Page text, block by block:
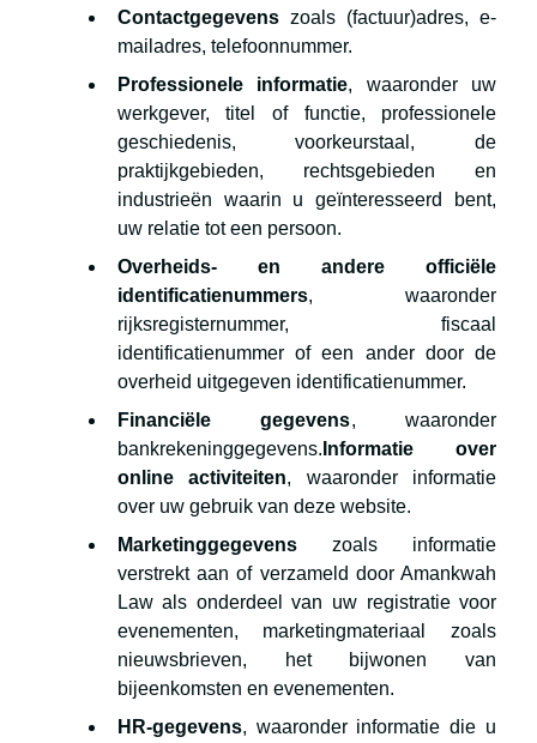
Contactgegevens zoals (factuur)adres, e-
mailadres, telefoonnummer.
Professionele informatie, waaronder uw
werkgever, titel of functie, professionele
geschiedenis, voorkeurstaal, de
praktijkgebieden, rechtsgebieden en
industrieën waarin u geïnteresseerd bent,
uw relatie tot een persoon.
Overheids- en andere officiële
identificatienummers, waaronder
rijksregisternummer, fiscaal
identificatienummer of een ander door de
overheid uitgegeven identificatienummer.
Financiële gegevens, waaronder
bankrekeninggegevens. Informatie over
online activiteiten, waaronder informatie
over uw gebruik van deze website.
Marketinggegevens zoals informatie
verstrekt aan of verzameld door Amankwah
Law als onderdeel van uw registratie voor
evenementen, marketingmateriaal zoals
nieuwsbrieven, het bijwonen van
bijeenkomsten en evenementen.
HR-gegevens, waaronder informatie die u